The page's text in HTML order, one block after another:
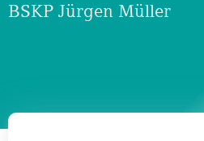
BSKP Jürgen Müller